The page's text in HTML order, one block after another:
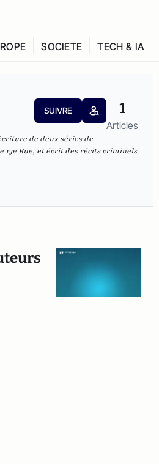
SOCIETE TECH & IA
SUIVRE 1
Articles
de deux séries de
13e Rue, et écrit des récits criminels